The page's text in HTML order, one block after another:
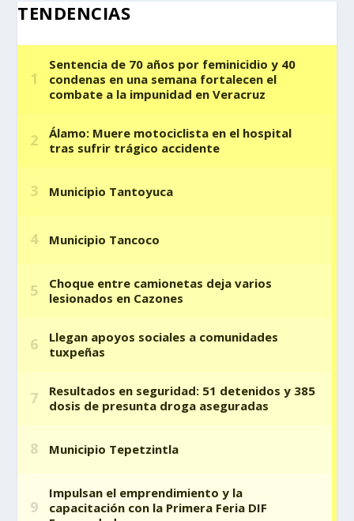
TENDENCIAS